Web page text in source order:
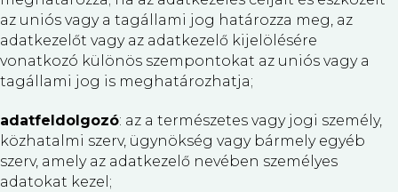
az uniós vagy a tagállami jog határozza meg, az
adatkezelőt vagy az adatkezelő kijelölésére
vonatkozó különös szempontokat az uniós vagy a
tagállami jog is meghatározhatja;
adatfeldolgozó: az a természetes vagy jogi személy,
közhatalmi szerv, ügynökség vagy bármely egyéb
szerv, amely az adatkezelő nevében személyes
adatokat kezel;